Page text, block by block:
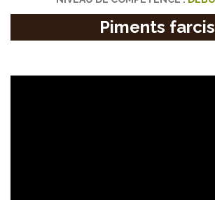
Piments farcis